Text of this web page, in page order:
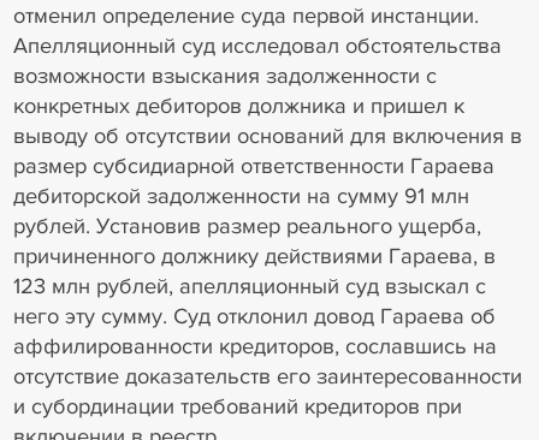
отменил определение суда первой инстанции.
Апелляционный суд исследовал обстоятельства
возможности взыскания задолженности с
конкретных дебиторов должника и пришел к
выводу об отсутствии оснований для включения в
размер субсидиарной ответственности Гараева
дебиторской задолженности на сумму 91 млн
рублей. Установив размер реального ущерба,
причиненного должнику действиями Гараева, в
123 млн рублей, апелляционный суд взыскал с
него эту сумму. Суд отклонил довод Гараева об
аффилированности кредиторов, сославшись на
отсутствие доказательств его заинтересованности
и субординации требований кредиторов при